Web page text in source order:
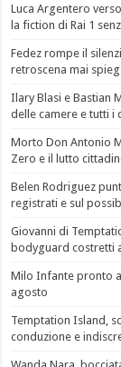
Luca Argentero
la fiction di Rai 1
Fedez rompe il
retroscena mai
Ilary Blasi e Bastian
delle camere e tutti i
Morto Don Antonio
Zero e il lutto
Belen Rodriguez
registrati e sul
Giovanni di
bodyguard costretti
Milo Infante pronto
agosto
Temptation Island,
conduzione e